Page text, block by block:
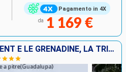
Pagamento in 4X
da 1 169 €
BARBADOS, SAINT-VINCENT E LE GRENADINE, LA TRINIDAD ETOBAGO, GRENADA, MARTINICA, GUADALUPA